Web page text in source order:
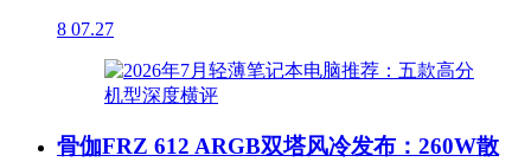
8 07.27
骨伽FRZ 612 ARGB双塔风冷发布：260W散